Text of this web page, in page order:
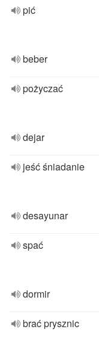
pić
beber
pożyczać
dejar
jeść śniadanie
desayunar
spać
dormir
brać prysznic